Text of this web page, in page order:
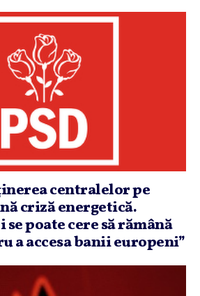
centralelor pe
criză energetică.
se poate cere să rămână
a accesa banii europeni”